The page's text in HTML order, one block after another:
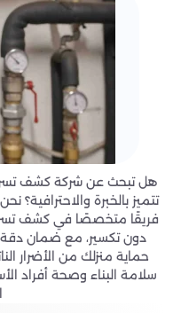
هل تبحث عن شركة كشف
تتميز بالخبرة والاحترافية؟
فريقًا متخصصًا في كشف
دون تكسير، مع ضمان دقة
حماية منزلك من الأضرار
سلامة البناء وصحة أفراد